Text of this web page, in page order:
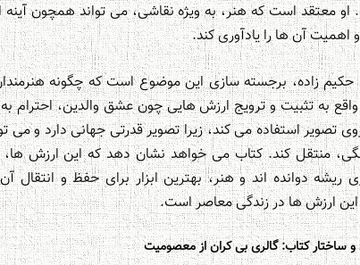
معتقد است که هنر، به ویژه نقاشی، می تواند همچون آینه
اهمیت آن ها را یادآوری کند.
زاده، برجسته سازی این موضوع است که چگونه
واقع به تثبیت و ترویج ارزش هایی چون عشق والدین، احترام
تصویر استفاده می کند، زیرا تصویر قدرتی جهانی دارد و می
منتقل کند. کتاب می خواهد نشان دهد که این ارزش ها،
دوانده اند و هنر، بهترین ابزار برای حفظ و انتقال
این ارزش ها در زندگی معاصر است.
ساختار کتاب: گالری بی کران از معصومیت